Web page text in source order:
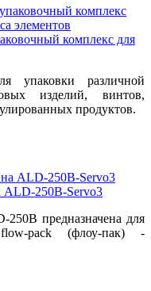
комплекс для
упаковки различной
изделий, винтов,
продуктов.
ALD-250B-Servo3
предназначена для
pack (флоу-пак) -